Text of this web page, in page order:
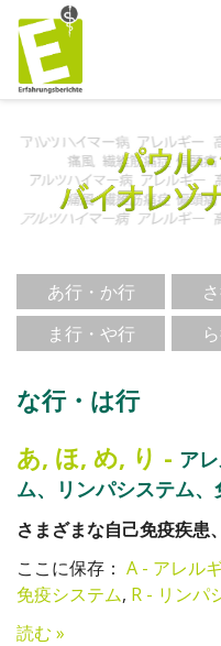
あ行・か行
ま行・や行
な行・は行
あ, ほ, め, り - ア
ム、リンパシステム
さまざまな自己免疫疾患
ここに保存： A - アレル
免疫システム, R - リンパ
読む »